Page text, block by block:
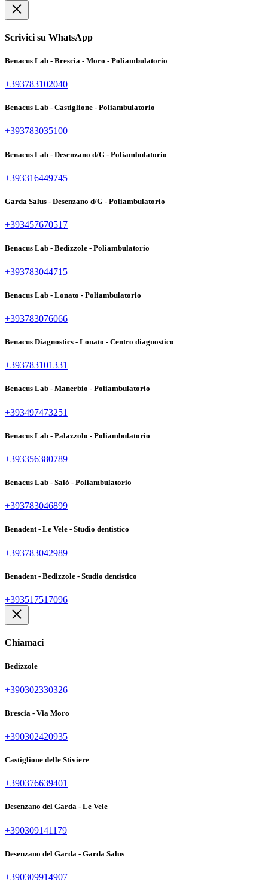
Scrivici su WhatsApp
Benacus Lab - Brescia - Moro - Poliambulatorio
+393783102040
Benacus Lab - Castiglione - Poliambulatorio
+393783035100
Benacus Lab - Desenzano d/G - Poliambulatorio
+393316449745
Garda Salus - Desenzano d/G - Poliambulatorio
+393457670517
Benacus Lab - Bedizzole - Poliambulatorio
+393783044715
Benacus Lab - Lonato - Poliambulatorio
+393783076066
Benacus Diagnostics - Lonato - Centro diagnostico
+393783101331
Benacus Lab - Manerbio - Poliambulatorio
+393497473251
Benacus Lab - Palazzolo - Poliambulatorio
+393356380789
Benacus Lab - Salò - Poliambulatorio
+393783046899
Benadent - Le Vele - Studio dentistico
+393783042989
Benadent - Bedizzole - Studio dentistico
+393517517096
Chiamaci
Bedizzole
+390302330326
Brescia - Via Moro
+390302420935
Castiglione delle Stiviere
+390376639401
Desenzano del Garda - Le Vele
+390309141179
Desenzano del Garda - Garda Salus
+390309914907